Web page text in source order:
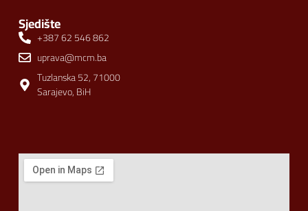
Sjedište
+387 62 546 862
uprava@mcm.ba
Tuzlanska 52, 71000
Sarajevo, BiH